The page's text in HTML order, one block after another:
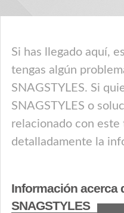
Si has llegado aquí,
tengas algún
SNAGSTYLES. Si
SNAGSTYLES o
relacionado con
detalladamente la
Información acerca
SNAGSTYLES